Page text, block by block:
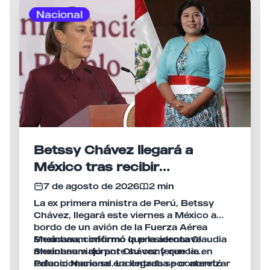
durante las semanas previas al anuncio.
colombiano, Abelardo de la Espriella,
acción que la Cancillería peruana presentó
como una muestra de la voluntad de
recuperar el nivel de la relación bilateral.
Nacional
Betssy Chávez llegará a
México tras recibir
salvoconducto y asilo político
7 de agosto de 2026
2 min
La ex primera ministra de Perú, Betssy
Chávez, llegará este viernes a México a
bordo de un avión de la Fuerza Aérea
Mexicana, confirmó la presidenta Claudia
Sheinbaum durante su conferencia en
Palacio Nacional. La llegada se concretó
Sheinbaum informó que la aeronave
mexicana viajó por Chávez y que la
exfuncionaria se encontraba por aterrizar